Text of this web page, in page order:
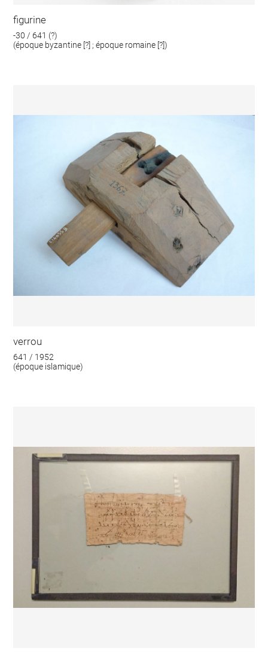
figurine
-30 / 641 (?)
(époque byzantine [?] ; époque romaine [?])
verrou
641 / 1952
(époque islamique)